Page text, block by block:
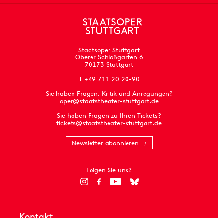
Staatsoper Stuttgart
Oberer Schloßgarten 6
70173 Stuttgart
T +49 711 20 20-90
Sie haben Fragen, Kritik und Anregungen?
oper@staatstheater-stuttgart.de
Sie haben Fragen zu Ihren Tickets?
tickets@staatstheater-stuttgart.de
Newsletter abonnieren
Folgen Sie uns?